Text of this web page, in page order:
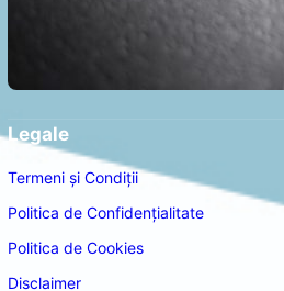
Legale
Termeni și Condiții
Politica de Confidențialitate
Politica de Cookies
Disclaimer